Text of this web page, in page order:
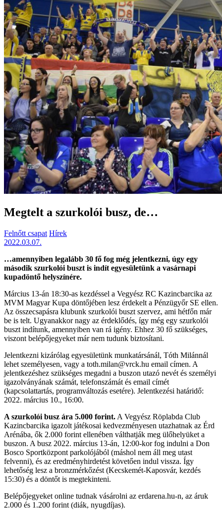
Megtelt a szurkolói busz, de…
Felnőtt csapat Hírek
2022.03.07.
…amennyiben legalább 30 fő fog még jelentkezni, úgy egy
második szurkolói buszt is indít egyesületünk a vasárnapi
kupadöntő helyszínére.
Március 13-án 18:30-as kezdéssel a Vegyész RC Kazincbarcika az
MVM Magyar Kupa döntőjében lesz érdekelt a Pénzügyőr SE ellen.
Az összecsapásra klubunk szurkolói buszt szervez, ami hétfőn már
be is telt. Ugyanakkor nagy az érdeklődés, így még egy szurkolói
buszt indítunk, amennyiben van rá igény. Ehhez 30 fő szükséges,
viszont belépőjegyeket már nem tudunk biztosítani.
Jelentkezni kizárólag egyesületünk munkatársánál, Tóth Milánnál
lehet személyesen, vagy a toth.milan@vrck.hu email címen. A
jelentkezéshez szükséges megadni a buszon utazó nevét és személyi
igazolványának számát, telefonszámát és email címét
(kapcsolattartás, programváltozás esetére). Jelentkezési határidő:
2022. március 10., 16:00.
A szurkolói busz ára 5.000 forint. A Vegyész Röplabda Club
Kazincbarcika igazolt játékosai kedvezményesen utazhatnak az Érd
Arénába, ők 2.000 forint ellenében válthatják meg ülőhelyüket a
buszon. A busz 2022. március 13-án, 12:00-kor fog indulni a Don
Bosco Sportközpont parkolójából (máshol nem áll meg utast
felvenni), és az eredményhirdetést követően indul vissza. Így
lehetőség lesz a bronzmérkőzést (Kecskemét-Kaposvár, kezdés
15:30) és a döntőt is megtekinteni.
Belépőjegyeket online tudnak vásárolni az erdarena.hu-n, az áruk
2.000 és 1.200 forint (diák, nyugdíjas).